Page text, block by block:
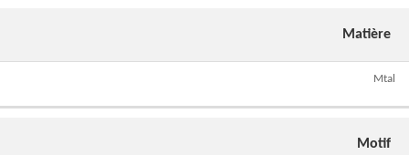
Matière
Mtal
Motif